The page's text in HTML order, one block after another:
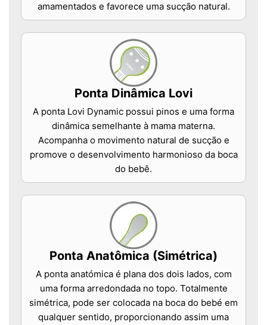
amamentados e favorece uma sucção natural.
Ponta Dinâmica Lovi
A ponta Lovi Dynamic possui pinos e uma forma
dinâmica semelhante à mama materna.
Acompanha o movimento natural de sucção e
promove o desenvolvimento harmonioso da boca
do bebê.
Ponta Anatômica (Simétrica)
A ponta anatómica é plana dos dois lados, com
uma forma arredondada no topo. Totalmente
simétrica, pode ser colocada na boca do bebé em
qualquer sentido, proporcionando assim uma